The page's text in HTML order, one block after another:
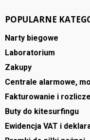
POPULARNE
Narty biegowe
Laboratorium
Zakupy
Centrale alarmowe,
Fakturowanie i
Buty do kitesurfingu
Ewidencja VAT i